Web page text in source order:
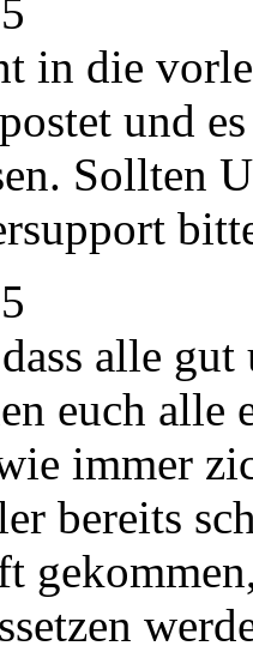
in die
und
Sollten
alle gut
euch alle
immer
bereits